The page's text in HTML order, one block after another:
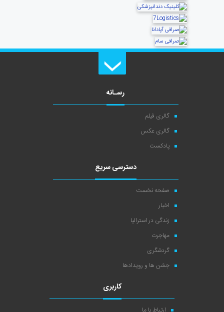
رسـانه
گالری فیلم
گالری عکس
پادکست
دسترسی سریع
صفحه نخست
اخبار
زندگی در استرالیا
مهاجرت
گردشگری
جشن ها و رویدادها
کاربری